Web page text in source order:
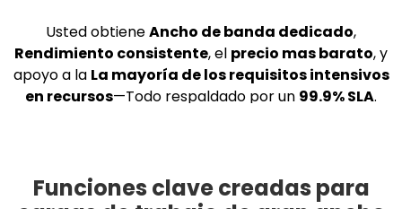
Usted obtieneAncho de banda dedicado,
Rendimiento consistente, el precio mas barato, y
apoyo a la La mayoría de los requisitos intensivos
en recursos—Todo respaldado por un 99.9% SLA.
Funciones clave creadas para